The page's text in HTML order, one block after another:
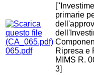
065.pdf
primarie
Ripresa e
MIMS R.
3]